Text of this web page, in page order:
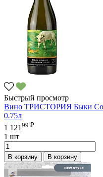
Быстрый просмотр
Вино ТРИСТОРИЯ Быки
0.75л
1 121 99 ₽
1 шт
В корзину В корзину